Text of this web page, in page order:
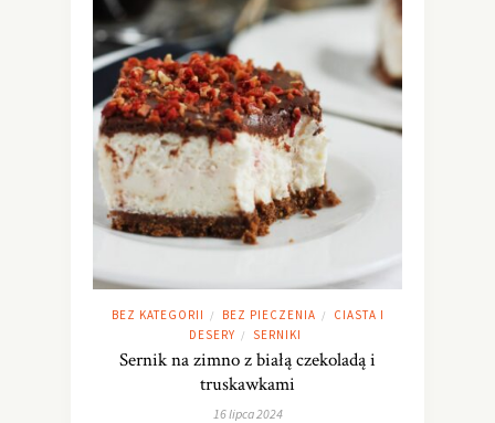
BEZ KATEGORII / BEZ PIECZENIA /
CIASTA I
DESERY / SERNIKI
Sernik na zimno z białą czekoladą i
truskawkami
16 lipca 2024